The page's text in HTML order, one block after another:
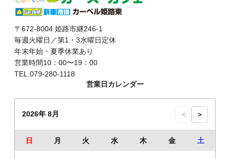
〒672-8004 姫路市継246-1
毎週火曜日／第1・3水曜日定休
年末年始・夏季休業あり
営業時間10：00〜19：00
TEL.079-280-1118
営業日カレンダー
2026年 8月 ＜ ＞
日 月 火 水 木 金 土